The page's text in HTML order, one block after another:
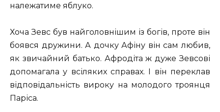
належатиме яблуко.
Хоча Зевс був найголовнішим із богів, проте він
боявся дружини. А дочку Афіну він сам любив,
як звичайний батько. Афродіта ж дуже Зевсові
допомагала у всіляких справах. І він переклав
відповідальність вироку на молодого троянця
Паріса.